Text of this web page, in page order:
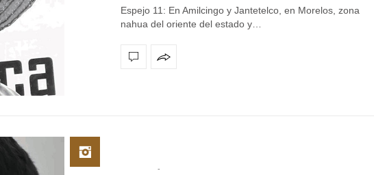
Espejo 11: En Amilcingo y Jantetelco, en Morelos, zona
nahua del oriente del estado y…